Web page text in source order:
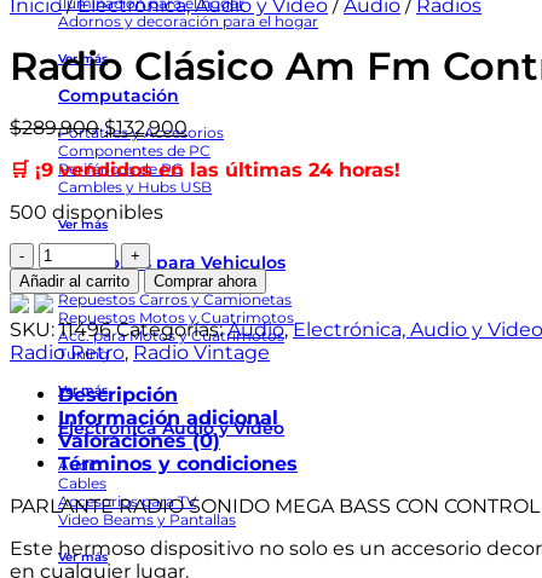
Adornos y decoración para el hogar
Ver más
Computación
Portátiles y Accesorios
Componentes de PC
Periféricos de PC
Cambles y Hubs USB
Ver más
Accesorios para Vehiculos
Repuestos Carros y Camionetas
Repuestos Motos y Cuatrimotos
Acc. para Motos y Cuatrimotos
Tuning
Ver más
Electrónica Audio y Video
Audio
Cables
Accesorios para TV
Video Beams y Pantallas
Ver más
Inicio / Electrónica, Audio y Video / Audio / Radios
Radio Clásico Am Fm
$289,900El
precio
original
era:
$289,900.
$132,900El
precio
actual
es:
🛒 ¡9 vendidos en las últimas 24 horas!
500 disponibles
Radio
Clásico
Am
Fm
Control
Remoto
Bluetooth
Alta
Potencia
Vintage
Retro
cantidad
Añadir al carrito Comprar ahora
SKU:11496 Categorías:Audio,Electrónica, Audio y Video
Radio Retro, Radio Vintage
Descripción
Información adicional
Valoraciones (0)
Términos y condiciones
PARLANTE RADIO SONIDO MEGA BASS CON
Este hermoso dispositivo no solo es un accesorio
en cualquier lugar.